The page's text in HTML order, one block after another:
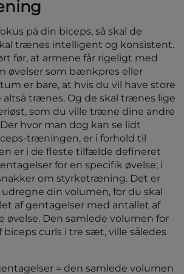
på din biceps, så skal de
trænes intelligent og konsistent.
før, at armene får rigeligt med
øvelser som bænkpres eller
er bare, at hvis du vil have store
altså trænes. Og de skal trænes lige
som du ville træne dine andre
hvor man dog kan se lidt
træningen, er i forhold til
er i de fleste tilfælde defineret
for en specifik øvelse; i
om styrketræning. Det er
din volumen, for du skal
af gentagelser med antallet af
øvelse. Den samlede volumen for
biceps curls i tre sæt, ville således
= den samlede volumen